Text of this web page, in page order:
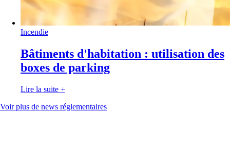
Incendie
Bâtiments d'habitation : utilisation des
boxes de parking
Lire la suite +
Voir plus de news réglementaires